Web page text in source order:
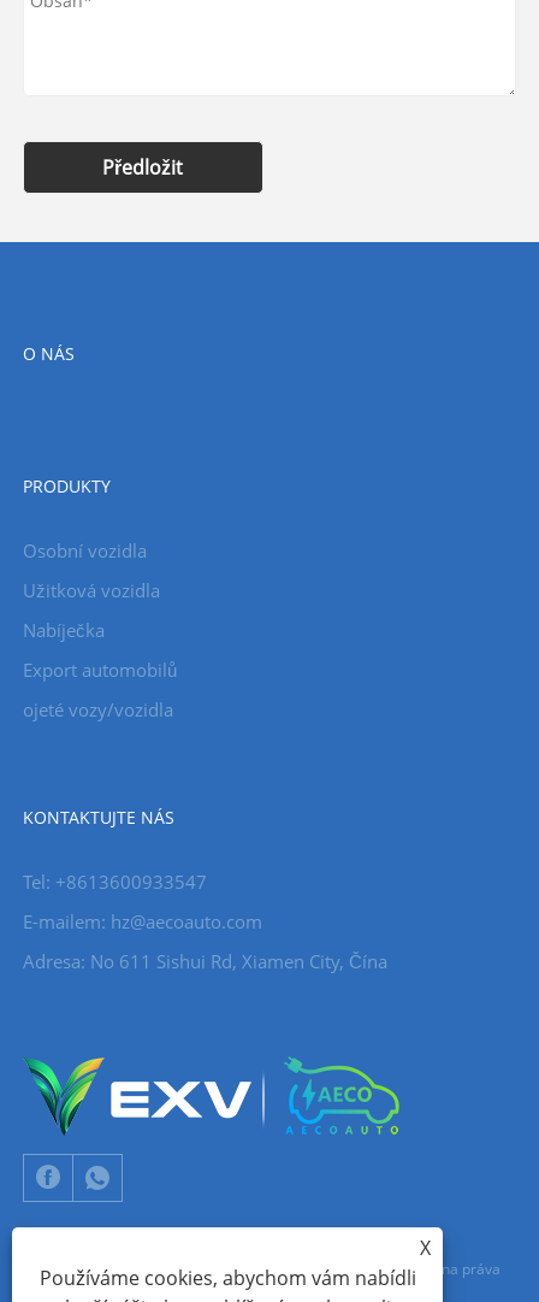
Předložit
O NÁS
PRODUKTY
Osobní vozidla
Užitková vozidla
Nabíječka
Export automobilů
ojeté vozy/vozidla
KONTAKTUJTE NÁS
Tel: +8613600933547
E-mailem: hz@aecoauto.com
Adresa: No 611 Sishui Rd, Xiamen City, Čína
Copyright © 2024 Xiamen Aecoauto Technology Co., Ltd. Všechna práva
X
Používáme cookies, abychom vám nabídli